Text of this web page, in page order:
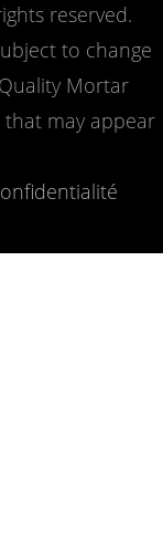
reserved.
to change
Mortar
may appear